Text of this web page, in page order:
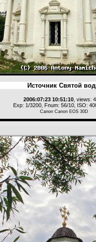
Источник Святой
2006:07:23 10:51:10 , views:
Exp: 1/3200, Fnum: 56/10, ISO:
Canon Canon EOS 30D